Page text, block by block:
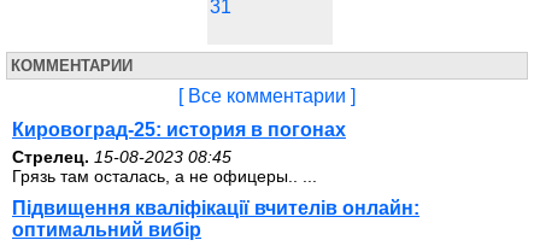
31
КОММЕНТАРИИ
[ Все комментарии ]
Кировоград-25: история в погонах
Стрелец. 15-08-2023 08:45
Грязь там осталась, а не офицеры.. ...
Підвищення кваліфікації вчителів онлайн:
оптимальний вибір